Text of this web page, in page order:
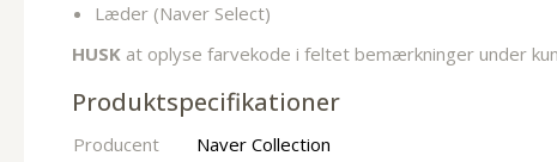
Læder (Naver Select)
HUSK at oplyse farvekode i feltet bemærkninger under
Produktspecifikationer
Producent
Naver Collection